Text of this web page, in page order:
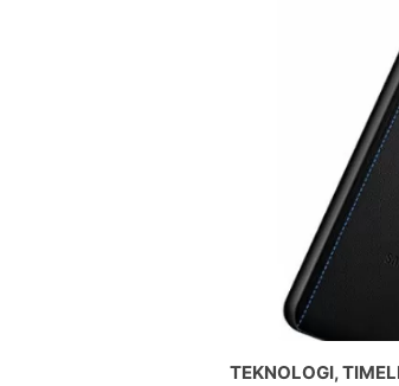
TEKNOLOGI,